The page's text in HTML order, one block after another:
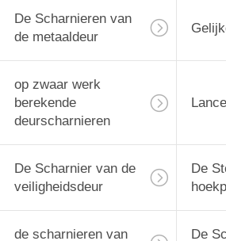
De Scharnieren van
de metaaldeur
op zwaar werk
berekende
deurscharnieren
De Scharnier van de
veiligheidsdeur
De
de scharnieren van De